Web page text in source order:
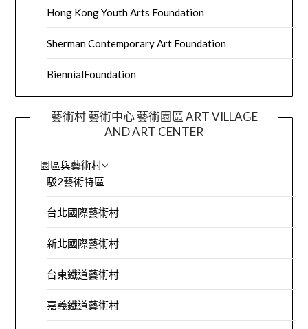
Hong Kong Youth Arts Foundation
Sherman Contemporary Art Foundation
BiennialFoundation
藝術村 藝術中心 藝術園區 ART VILLAGE
AND ART CENTER
園區與藝術村
駁2藝術特區
台北國際藝術村
新北國際藝術村
台東鐵道藝術村
嘉義鐵道藝術村